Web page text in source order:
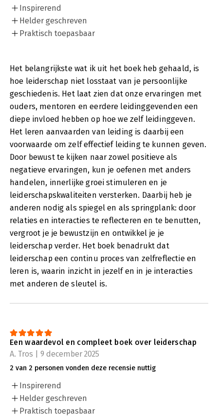
Inspirerend
Helder geschreven
Praktisch toepasbaar
Het belangrijkste wat ik uit het boek heb gehaald, is
hoe leiderschap niet losstaat van je persoonlijke
geschiedenis. Het laat zien dat onze ervaringen met
ouders, mentoren en eerdere leidinggevenden een
diepe invloed hebben op hoe we zelf leidinggeven.
Het leren aanvaarden van leiding is daarbij een
voorwaarde om zelf effectief leiding te kunnen geven.
Door bewust te kijken naar zowel positieve als
negatieve ervaringen, kun je oefenen met anders
handelen, innerlijke groei stimuleren en je
leiderschapskwaliteiten versterken. Daarbij heb je
anderen nodig als spiegel en als springplank: door
relaties en interacties te reflecteren en te benutten,
vergroot je je bewustzijn en ontwikkel je je
leiderschap verder. Het boek benadrukt dat
leiderschap een continu proces van zelfreflectie en
leren is, waarin inzicht in jezelf en in je interacties
met anderen de sleutel is.
Een waardevol en compleet boek over leiderschap
A. Tros | 9 december 2025
2 van 2 personen vonden deze recensie nuttig
Inspirerend
Helder geschreven
Praktisch toepasbaar